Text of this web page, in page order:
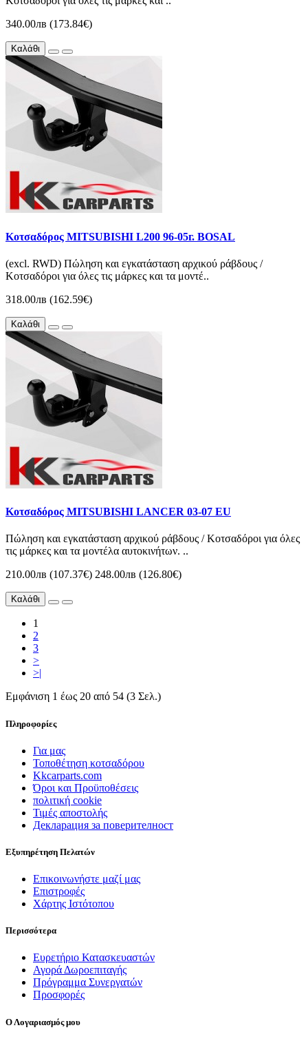
340.00лв (173.84€)
Καλάθι
Κοτσαδόρος MITSUBISHI L200 96-05г. BOSAL
(excl. RWD) Πώληση και εγκατάσταση αρχικού ράβδους /
Κοτσαδόροι για όλες τις μάρκες και τα μοντέ..
318.00лв (162.59€)
Καλάθι
Κοτσαδόρος MITSUBISHI LANCER 03-07 EU
Πώληση και εγκατάσταση αρχικού ράβδους / Κοτσαδόροι για όλες
τις μάρκες και τα μοντέλα αυτοκινήτων. ..
210.00лв (107.37€) 248.00лв (126.80€)
Καλάθι
1
2
3
>
>|
Εμφάνιση 1 έως 20 από 54 (3 Σελ.)
Πληροφορίες
Για μας
Τοποθέτηση κοτσαδόρου
Kkcarparts.com
Όροι και Προϋποθέσεις
πολιτική cookie
Τιμές αποστολής
Декларация за поверителност
Εξυπηρέτηση Πελατών
Επικοινωνήστε μαζί μας
Επιστροφές
Χάρτης Ιστότοπου
Περισσότερα
Ευρετήριο Κατασκευαστών
Αγορά Δωροεπιταγής
Πρόγραμμα Συνεργατών
Προσφορές
Ο Λογαριασμός μου